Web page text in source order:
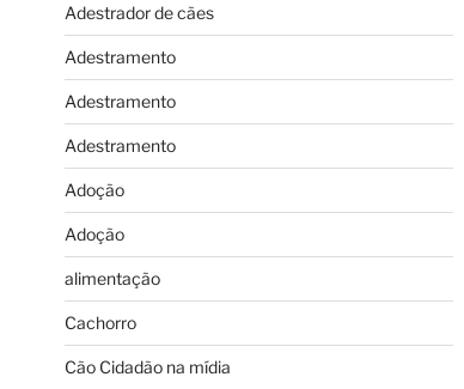
Adestrador de cães
Adestramento
Adestramento
Adestramento
Adoção
Adoção
alimentação
Cachorro
Cão Cidadão na mídia